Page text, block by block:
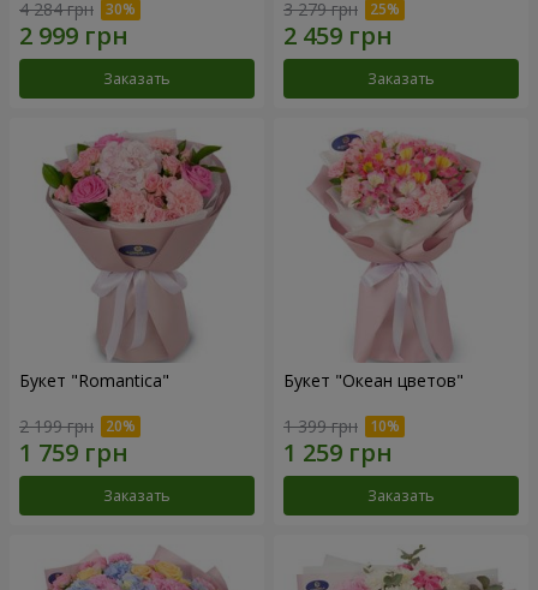
4 284 грн
Заказать
3 279 грн
Заказать
Букет "Romantica"
2 199 грн
Заказать
Букет "Океан цветов"
1 399 грн
Заказать